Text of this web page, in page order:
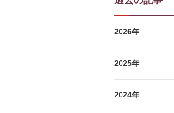
2026年
2025年
2024年